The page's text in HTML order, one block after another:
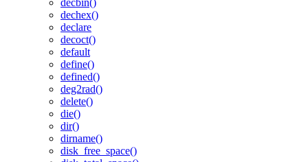
decbin()
dechex()
declare
decoct()
default
define()
defined()
deg2rad()
delete()
die()
dir()
dirname()
disk_free_space()